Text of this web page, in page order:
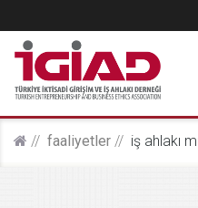
faali̇yetler i̇ş ahlakı